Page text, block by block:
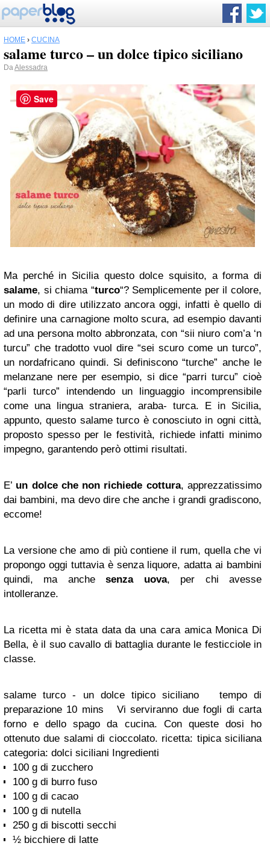
HOME › CUCINA
salame turco – un dolce tipico siciliano
DaAlessadra
Ma perché in Sicilia questo dolce squisito, a forma di
salame, si chiama “turco“? Semplicemente per il colore,
un modo di dire utilizzato ancora oggi, infatti è quello di
definire una carnagione molto scura, ad esempio davanti
ad una persona molto abbronzata, con “sii niuro com’a ‘n
turcu” che tradotto vuol dire “sei scuro come un turco”,
un nordafricano quindi. Si definiscono “turche” anche le
melanzane nere per esempio, si dice “parri turcu” cioè
“parli turco” intendendo un linguaggio incomprensibile
come una lingua straniera, araba- turca. E in Sicilia,
appunto, questo salame turco è conosciuto in ogni città,
proposto spesso per le festività, richiede infatti minimo
impegno, garantendo però ottimi risultati.
E’ un dolce che non richiede cottura, apprezzatissimo
dai bambini, ma devo dire che anche i grandi gradiscono,
eccome!
La versione che amo di più contiene il rum, quella che vi
propongo oggi tuttavia è senza liquore, adatta ai bambini
quindi, ma anchesenza uova, per chi avesse
intolleranze.
La ricetta mi è stata data da una cara amica Monica Di
Bella, è il suo cavallo di battaglia durante le festicciole in
classe.
salame turco - un dolce tipico siciliano tempo di
preparazione 10 mins Vi serviranno due fogli di carta
forno e dello spago da cucina. Con queste dosi ho
ottenuto due salami di cioccolato. ricetta: tipica siciliana
categoria: dolci siciliani Ingredienti
100 g di zucchero
100 g di burro fuso
100 g di cacao
100 g di nutella
250 g di biscotti secchi
½ bicchiere di latte
Save